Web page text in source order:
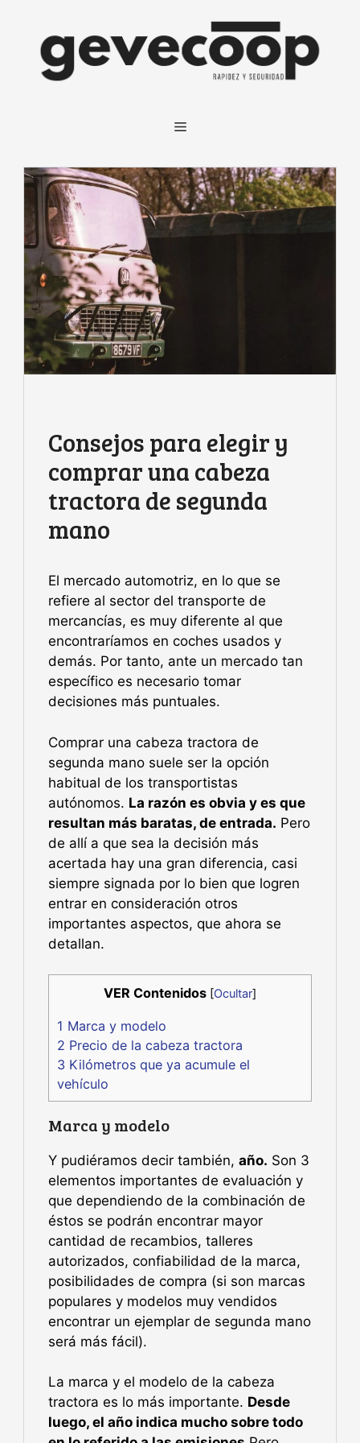
Consejos para elegir y
comprar una cabeza
tractora de segunda
mano
El mercado automotriz, en lo que se
refiere al sector del transporte de
mercancías, es muy diferente al que
encontraríamos en coches usados y
demás. Por tanto, ante un mercado tan
específico es necesario tomar
decisiones más puntuales.
Comprar una cabeza tractora de
segunda mano suele ser la opción
habitual de los transportistas
autónomos. La razón es obvia y es que
resultan más baratas, de entrada. Pero
de allí a que sea la decisión más
acertada hay una gran diferencia, casi
siempre signada por lo bien que logren
entrar en consideración otros
importantes aspectos, que ahora se
detallan.
VER Contenidos [Ocultar]
1 Marca y modelo
2 Precio de la cabeza tractora
3 Kilómetros que ya acumule el
vehículo
Marca y modelo
Y pudiéramos decir también, año. Son 3
elementos importantes de evaluación y
que dependiendo de la combinación de
éstos se podrán encontrar mayor
cantidad de recambios, talleres
autorizados, confiabilidad de la marca,
posibilidades de compra (si son marcas
populares y modelos muy vendidos
encontrar un ejemplar de segunda mano
será más fácil).
La marca y el modelo de la cabeza
tractora es lo más importante. Desde
luego, el año indica mucho sobre todo